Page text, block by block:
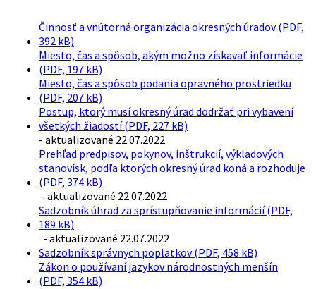
Činnosť a vnútorná organizácia okresných úradov (PDF,
392 kB)
Miesto, čas a spôsob, akým možno získavať informácie
(PDF, 197 kB)
Miesto, čas a spôsob podania opravného prostriedku
(PDF, 207 kB)
Postup, ktorý musí okresný úrad dodržať pri vybavení
všetkých žiadostí (PDF, 227 kB)
- aktualizované 22.07.2022
Prehľad predpisov, pokynov, inštrukcií, výkladových
stanovísk, podľa ktorých okresný úrad koná a rozhoduje
(PDF, 374 kB)
- aktualizované 22.07.2022
Sadzobník úhrad za sprístupňovanie informácií (PDF,
189 kB)
- aktualizované 22.07.2022
Sadzobník správnych poplatkov (PDF, 458 kB)
Zákon o používaní jazykov národnostných menšín
(PDF, 354 kB)